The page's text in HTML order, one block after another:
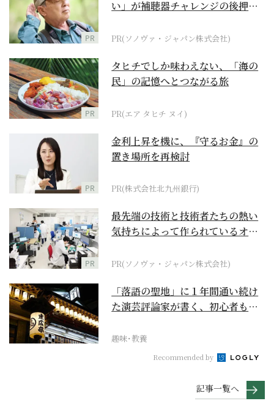
PR
い」が補聴器チャレンジの後押し
PR(ソノヴァ・ジャパン株式会社)
PR
タヒチでしか味わえない、「海の
民」の記憶へとつながる旅
PR(エア タヒチ ヌイ)
PR
金利上昇を機に、『守るお金』の
置き場所を再検討
PR(株式会社北九州銀行)
PR
最先端の技術と技術者たちの熱い
気持ちによって作られているオー
PR(ソノヴァ・ジャパン株式会社)
「落語の聖地」に１年間通い続け
た演芸評論家が書く、初心者も引
趣味･教養
Recommended by
記事一覧へ